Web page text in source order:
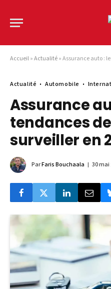
Accueil»Actualité»Assurance auto :
Actualité Automobile
Assurance
tendances
surveiller en
ParFaris Bouchaala 30 mai
© pexels